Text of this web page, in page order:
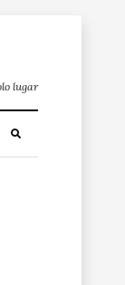
lugar